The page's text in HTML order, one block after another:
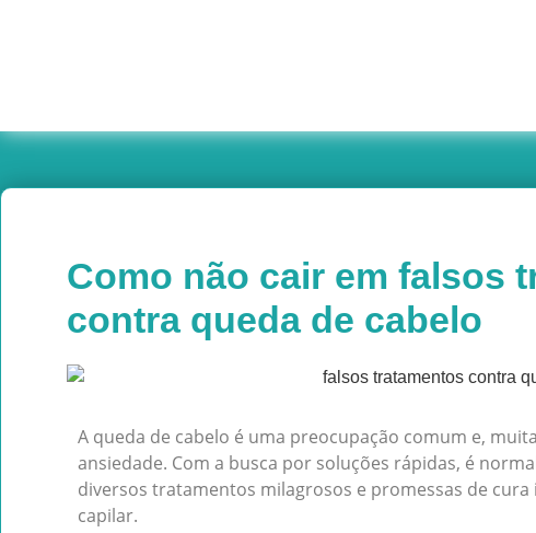
Como não cair em falsos
contra queda de cabelo
A queda de cabelo é uma preocupação comum e,
ansiedade. Com a busca por soluções rápidas, é
diversos tratamentos milagrosos e promessas de
capilar.